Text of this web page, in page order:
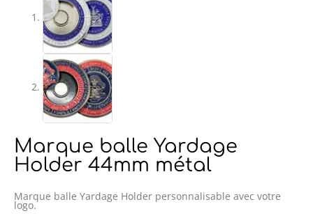
Marque balle Yardage
Holder 44mm métal
Marque balle Yardage Holder personnalisable avec votre
logo.